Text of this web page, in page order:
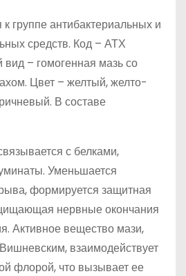
группе антибактериальных и
средств. Код – АТХ
– гомогенная мазь со
Цвет – желтый, желто-
В составе
с белками,
Уменьшается
формируется защитная
нервные окончания
Активное вещество мази,
взаимодействует
флорой, что вызывает ее